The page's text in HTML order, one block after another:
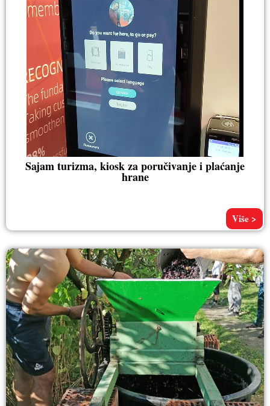
Sajam turizma, kiosk za poručivanje i plaćanje
hrane
Više >